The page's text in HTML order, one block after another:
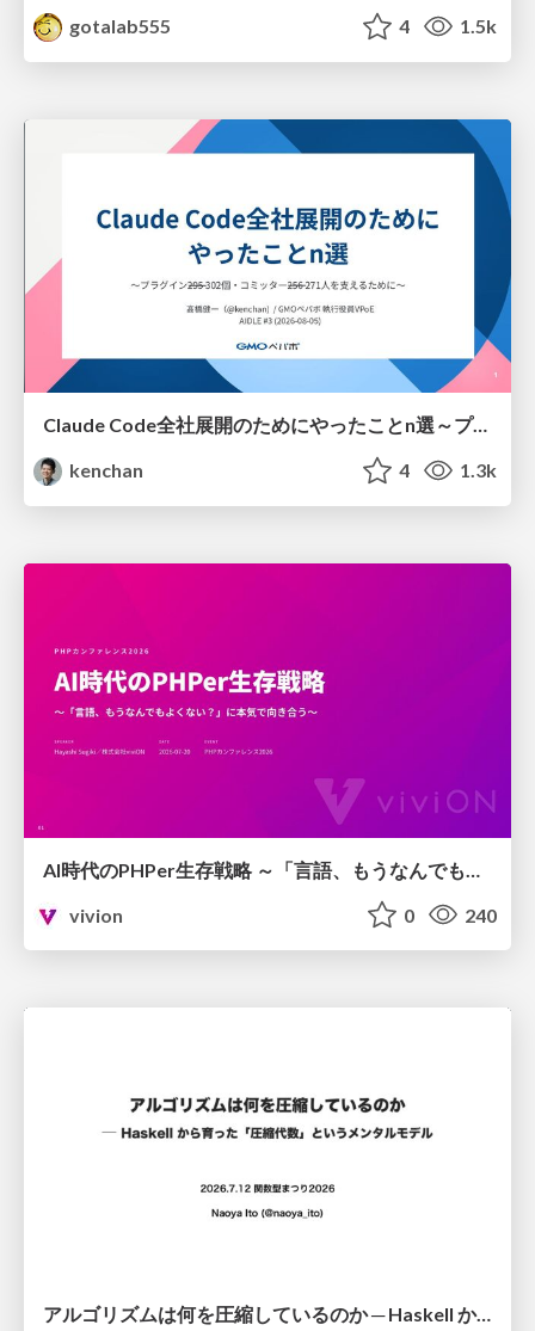
gotalab555 4 1.5k
Claude Code全社展開のためにやったことn選～プラグイン302個・コミッター271人を支えるために～
kenchan
4 1.3k
vivion
0 240
アルゴリズムは何を圧縮しているのか ─ Haskell から育った「圧縮代数」というメンタルモデル